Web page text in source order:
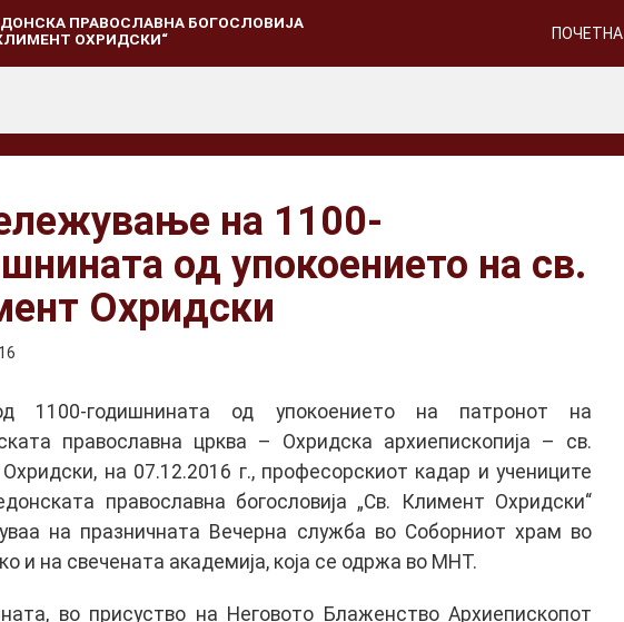
ПРАВОСЛАВНА БОГОСЛОВИЈА
ОХРИДСКИ“
ПОЧЕТНА
на 1100-
од упокоението на св.
Охридски
1100-годишнината од упокоението на патронот на
православна црква – Охридска архиепископија – св.
на 07.12.2016 г., професорскиот кадар и учениците
православна богословија „Св. Климент Охридски“
на празничната Вечерна служба во Соборниот храм во
и на свечената академија, која се одржа во МНТ.
во присуство на Неговото Блаженство Архиепископот